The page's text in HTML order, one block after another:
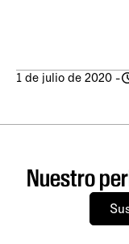
1 de julio de 2020 -
Nuestro